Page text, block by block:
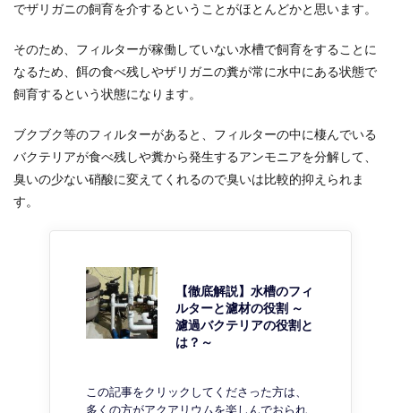
でザリガニの飼育を介するということがほとんどかと思います。
そのため、フィルターが稼働していない水槽で飼育をすることに
なるため、餌の食べ残しやザリガニの糞が常に水中にある状態で
飼育するという状態になります。
ブクブク等のフィルターがあると、フィルターの中に棲んでいる
バクテリアが食べ残しや糞から発生するアンモニアを分解して、
臭いの少ない硝酸に変えてくれるので臭いは比較的抑えられま
す。
【徹底解説】水槽のフィ
ルターと濾材の役割 ～
濾過バクテリアの役割と
は？～
この記事をクリックしてくださった方は、
多くの方がアクアリウムを楽しんでおられ